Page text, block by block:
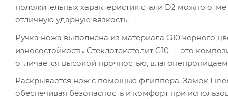
положительных характеристик стали D2 можно
отличную ударную вязкость.
Ручка ножа выполнена из материала G10 черного
износостойкость. Стеклотекстолит G10 — это
отличается высокой прочностью,
Раскрывается нож с помощью флиппера. Замок
обеспечивая безопасность и комфорт при